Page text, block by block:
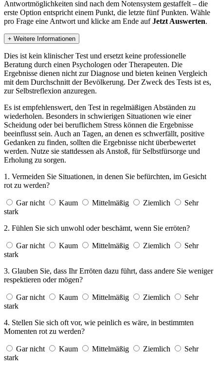
Dies ist kein klinischer Test und ersetzt keine professionelle
Beratung durch einen Psychologen oder Therapeuten. Die
Ergebnisse dienen nicht zur Diagnose und bieten keinen Vergleich
mit dem Durchschnitt der Bevölkerung. Der Zweck des Tests ist es,
zur Selbstreflexion anzuregen.
Es ist empfehlenswert, den Test in regelmäßigen Abständen zu
wiederholen. Besonders in schwierigen Situationen wie einer
Scheidung oder bei beruflichem Stress können die Ergebnisse
beeinflusst sein. Auch an Tagen, an denen es schwerfällt, positive
Gedanken zu finden, sollten die Ergebnisse nicht überbewertet
werden. Nutze sie stattdessen als Anstoß, für Selbstfürsorge und
Erholung zu sorgen.
1. Vermeiden Sie Situationen, in denen Sie befürchten, im Gesicht
rot zu werden?
Gar nicht Kaum Mittelmäßig Ziemlich
Sehr
stark
2. Fühlen Sie sich unwohl oder beschämt, wenn Sie erröten?
stark
respektieren oder mögen?
Gar nicht Kaum Mittelmäßig Ziemlich
Sehr
stark
4. Stellen Sie sich oft vor, wie peinlich es wäre, in bestimmten
Momenten rot zu werden?
Gar nicht Kaum Mittelmäßig Ziemlich
Sehr
stark
5. Denken Sie, dass Ihr Erröten der Grund ist, warum andere Sie
vielleicht meiden könnten?
Gar nicht Kaum Mittelmäßig Ziemlich
Sehr
stark